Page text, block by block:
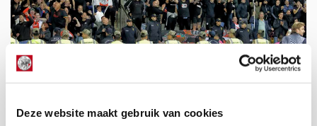
Deze website maakt gebruik van cookies
The A-Team in Bakoe
25 OKTOBER 2024 - 08:53